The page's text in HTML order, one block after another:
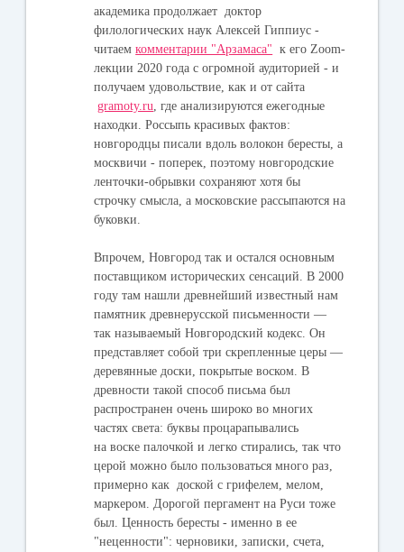
академика продолжает доктор
филологических наук Алексей Гиппиус -
читаемкомментарии "Арзамаса" к его Zoom-
лекции 2020 года с огромной аудиторией - и
получаем удовольствие, как и от сайта
gramoty.ru , где анализируются ежегодные
находки. Россыпь красивых фактов:
новгородцы писали вдоль волокон бересты, а
москвичи - поперек, поэтому новгородские
ленточки-обрывки сохраняют хотя бы
строчку смысла, а московские рассыпаются на
буковки.
Впрочем, Новгород так и остался основным
поставщиком исторических сенсаций. В 2000
году там нашли древнейший известный нам
памятник древнерусской письменности —
так называемый Новгородский кодекс. Он
представляет собой три скрепленные церы —
деревянные доски, покрытые воском. В
древности такой способ письма был
распространен очень широко во многих
частях света: буквы процарапывались
на воске палочкой и легко стирались, так что
церой можно было пользоваться много раз,
примерно как доской с грифелем, мелом,
маркером. Дорогой пергамент на Руси тоже
был. Ценность бересты - именно в ее
"неценности": черновики, записки, счета,